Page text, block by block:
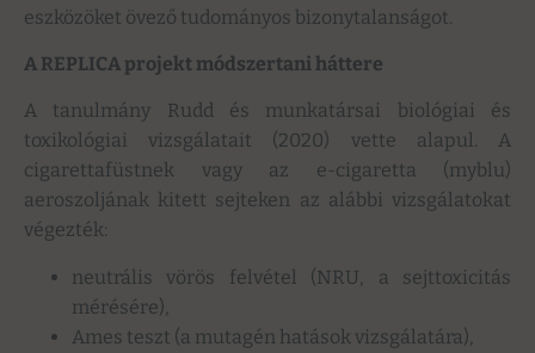
eszközöket övező tudományos bizonytalanságot.
A REPLICA projekt módszertani háttere
A tanulmány Rudd és munkatársai biológiai és
toxikológiai vizsgálatait (2020) vette alapul. A
cigarettafüstnek vagy az e-cigaretta (myblu)
aeroszoljának kitett sejteken az alábbi vizsgálatokat
végezték:
neutrális vörös felvétel (NRU, a sejttoxicitás
mérésére),
Ames teszt (a mutagén hatások vizsgálatára),